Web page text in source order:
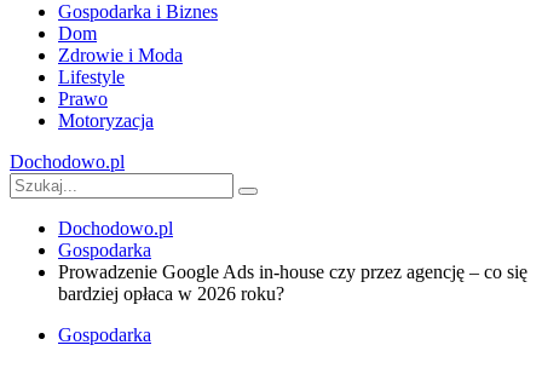
Gospodarka i Biznes
Dom
Zdrowie i Moda
Lifestyle
Prawo
Motoryzacja
Dochodowo.pl
Dochodowo.pl
Gospodarka
Prowadzenie Google Ads in-house czy przez agencję – co się
bardziej opłaca w 2026 roku?
Gospodarka